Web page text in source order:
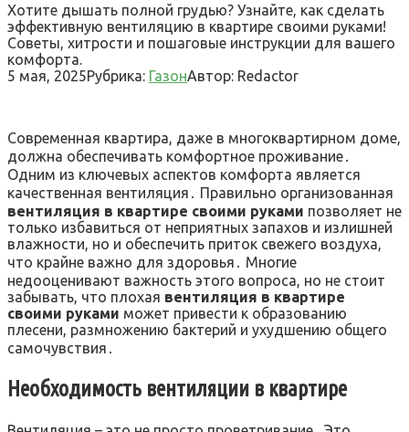
Хотите дышать полной грудью? Узнайте, как сделать
эффективную вентиляцию в квартире своими руками!
Советы, хитрости и пошаговые инструкции для вашего
комфорта.
5 мая, 2025Рубрика: ГазонАвтор: Redactor
Современная квартира, даже в многоквартирном доме,
должна обеспечивать комфортное проживание․
Одним из ключевых аспектов комфорта является
качественная вентиляция․ Правильно организованная
вентиляция в квартире своими руками позволяет не
только избавиться от неприятных запахов и излишней
влажности, но и обеспечить приток свежего воздуха,
что крайне важно для здоровья․ Многие
недооценивают важность этого вопроса, но не стоит
забывать, что плохая вентиляция в квартире
своими руками может привести к образованию
плесени, размножению бактерий и ухудшению общего
самочувствия․
Необходимость вентиляции в квартире